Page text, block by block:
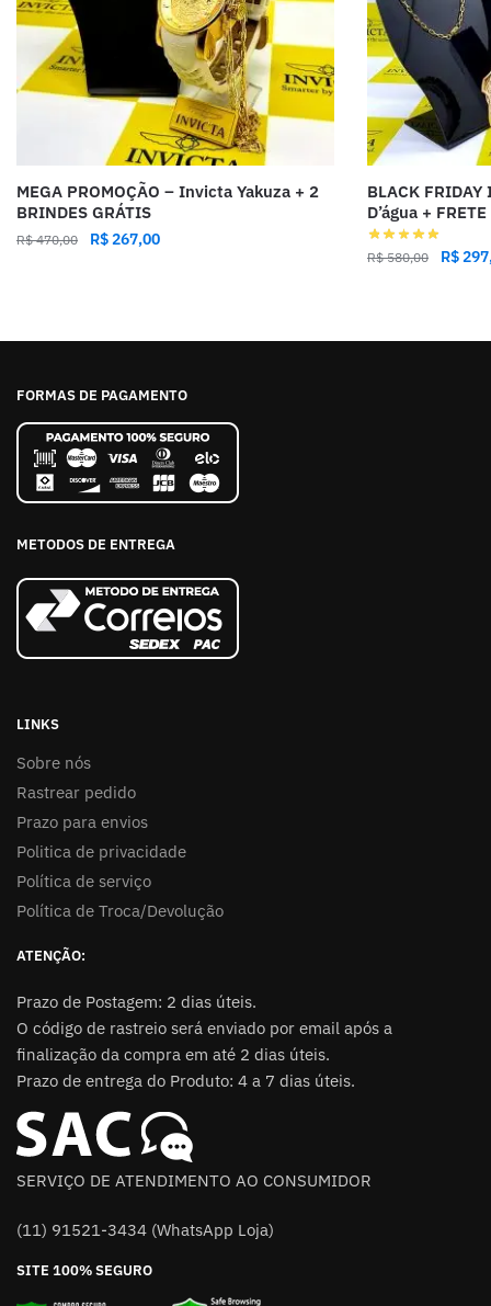
MEGA PROMOÇÃO – Invicta Yakuza + 2
BRINDES GRÁTIS
R$470,00 R$267,00
BLACK
D’água +
R$580,00 R$
FORMAS DE PAGAMENTO
METODOS DE ENTREGA
LINKS
Sobre nós
Rastrear pedido
Prazo para envios
Politica de privacidade
Política de serviço
Política de Troca/Devolução
ATENÇÃO:
Prazo de Postagem: 2 dias úteis.
O código de rastreio será enviado por email após a
finalização da compra em até 2 dias úteis.
Prazo de entrega do Produto: 4 a 7 dias úteis.
SERVIÇO DE ATENDIMENTO AO CONSUMIDOR
(11) 91521-3434 (WhatsApp Loja)
SITE 100% SEGURO